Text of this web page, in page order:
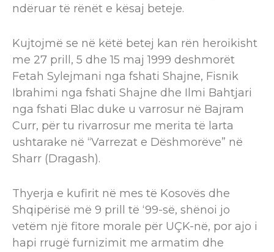
ndëruar të rënët e kësaj beteje.
Kujtojmë se në këtë betej kan rën heroikisht
me 27 prill, 5 dhe 15 maj 1999 deshmorët
Fetah Sylejmani nga fshati Shajne, Fisnik
Ibrahimi nga fshati Shajne dhe Ilmi Bahtjari
nga fshati Blac duke u varrosur në Bajram
Curr, për tu rivarrosur me merita të larta
ushtarake në “Varrezat e Dëshmorëve” në
Sharr (Dragash).
Thyerja e kufirit në mes të Kosovës dhe
Shqipërisë më 9 prill të ‘99-së, shënoi jo
vetëm një fitore morale për UÇK-në, por ajo i
hapi rrugë furnizimit me armatim dhe